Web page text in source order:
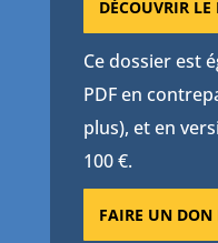
DÉCOUVRIR LE
Ce dossier est
PDF en
plus), et en
100 €.
FAIRE UN DON